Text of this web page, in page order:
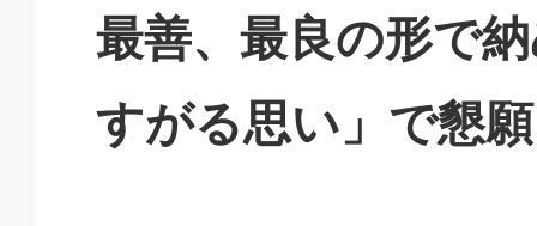
最善、最良の形で
すがる思い」で懇